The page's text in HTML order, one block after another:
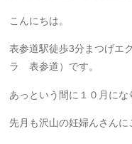
こんにちは。
表参道駅徒歩3分まつげエ
ラ 表参道）です。
あっという間に１０月にな
先月も沢山の妊婦んさんに